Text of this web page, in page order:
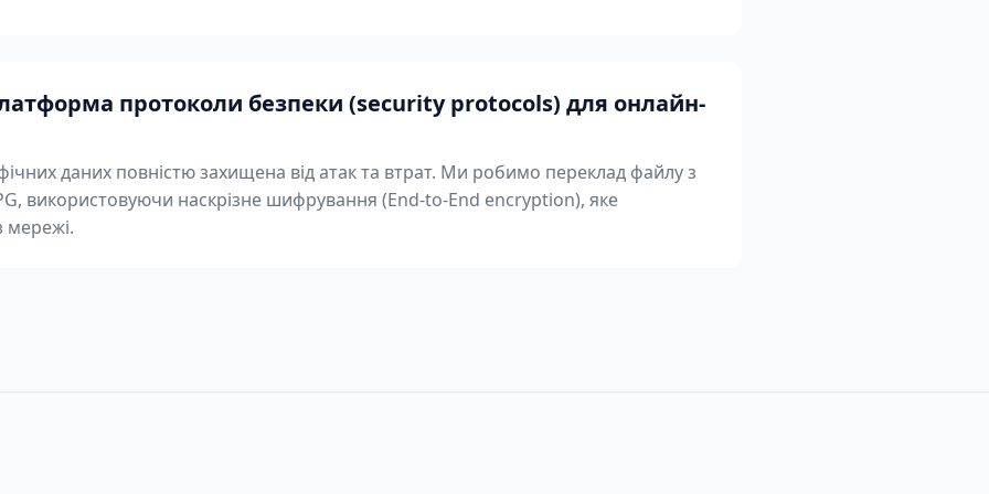
протоколи безпеки (security protocols) для онлайн-
даних повністю захищена від атак та втрат. Ми робимо переклад файлу з
використовуючи наскрізне шифрування (End-to-End encryption), яке
мережі.